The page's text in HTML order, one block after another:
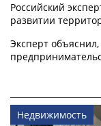
Российский
развитии
Эксперт
Недвижимость